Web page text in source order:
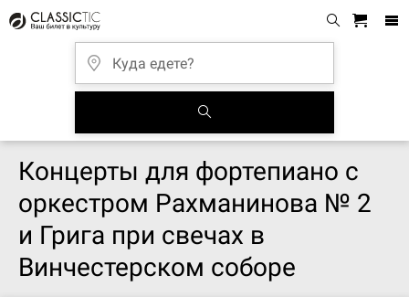
Концерты для фортепиано с
оркестром Рахманинова № 2
и Грига при свечах в
Винчестерском соборе